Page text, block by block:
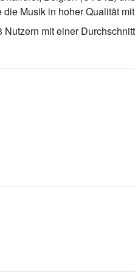
die Musik in hoher Qualität
Nutzern mit einer